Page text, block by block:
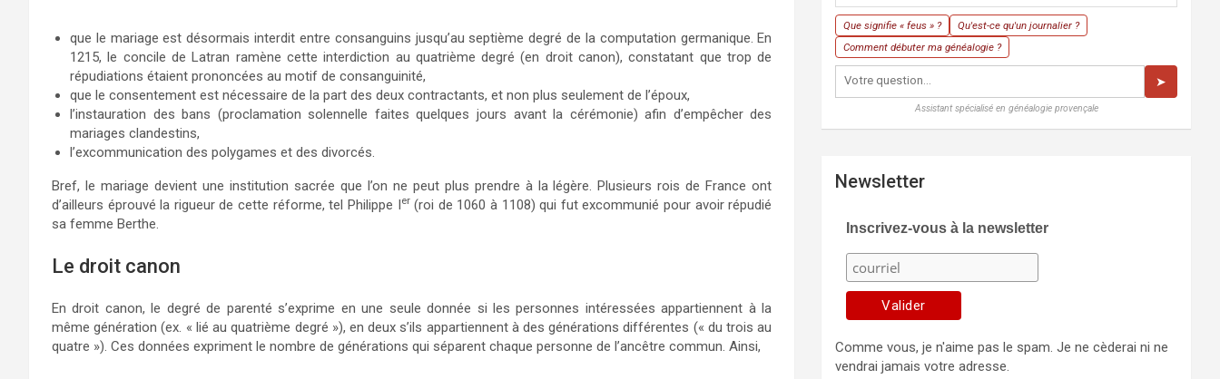
que le mariage est désormais interdit entre consanguins jusqu’au septième degré de la computation germanique. En
1215, le concile de Latran ramène cette interdiction au quatrième degré (en droit canon), constatant que trop de
répudiations étaient prononcées au motif de consanguinité,
que le consentement est nécessaire de la part des deux contractants, et non plus seulement de l’époux,
l’instauration des bans (proclamation solennelle faites quelques jours avant la cérémonie) afin d’empêcher des
mariages clandestins,
l’excommunication des polygames et des divorcés.
Bref, le mariage devient une institution sacrée que l’on ne peut plus prendre à la légère. Plusieurs rois de France ont
d’ailleurs éprouvé la rigueur de cette réforme, tel Philippe Ier(roi de 1060 à 1108) qui fut excommunié pour avoir répudié
sa femme Berthe.
Le droit canon
En droit canon, le degré de parenté s’exprime en une seule donnée si les personnes intéressées appartiennent à la
même génération (ex. « lié au quatrième degré »), en deux s’ils appartiennent à des générations différentes (« du trois au
quatre »). Ces données expriment le nombre de générations qui séparent chaque personne de l’ancêtre commun. Ainsi,
Que signifie « feus » ?
Qu'est-ce qu'un journalier ?
Comment débuter ma généalogie ?
➤
Assistant spécialisé en généalogie provençale
Newsletter
Inscrivez-vous à la newsletter
Comme vous, je n'aime pas le spam. Je ne cèderai ni ne
vendrai jamais votre adresse.